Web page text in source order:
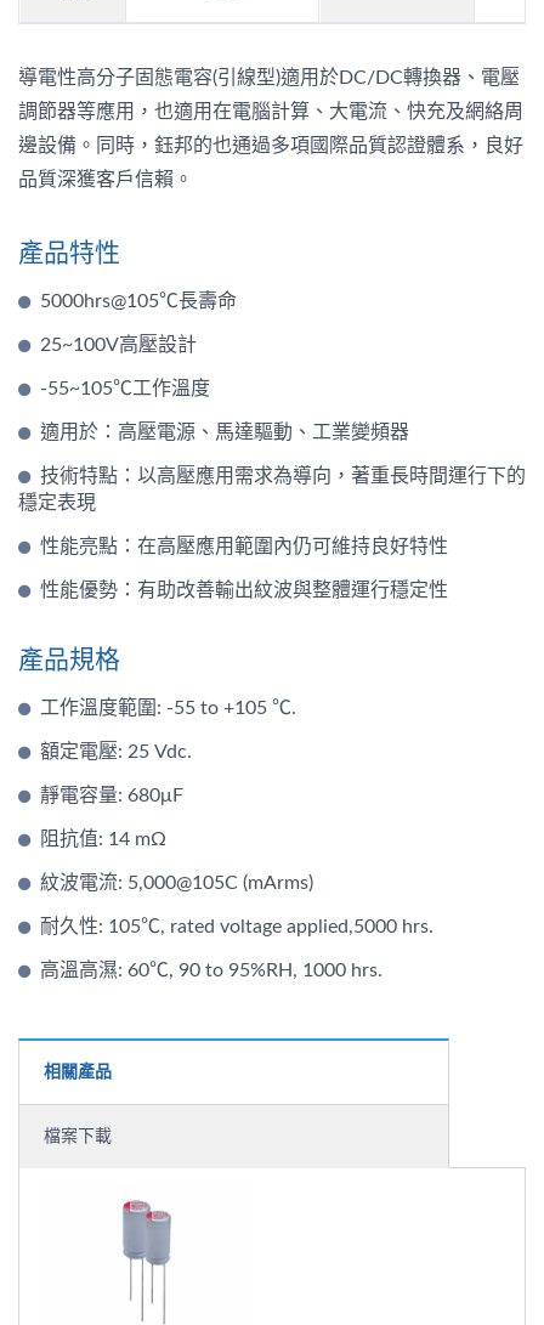
導電性高分子固態電容(引線型)適用於DC/DC轉換器、電壓
調節器等應用，也適用在電腦計算、大電流、快充及網絡周
邊設備。同時，鈺邦的也通過多項國際品質認證體系，良好
品質深獲客戶信賴。
產品特性
5000hrs@105℃長壽命
25~100V高壓設計
-55~105℃工作溫度
適用於：高壓電源、馬達驅動、工業變頻器
技術特點：以高壓應用需求為導向，著重長時間運行下的
穩定表現
性能亮點：在高壓應用範圍內仍可維持良好特性
性能優勢：有助改善輸出紋波與整體運行穩定性
產品規格
工作溫度範圍: -55 to +105 ℃.
額定電壓: 25 Vdc.
靜電容量: 680μF
阻抗值: 14 mΩ
紋波電流: 5,000@105C (mArms)
耐久性: 105℃, rated voltage applied,5000 hrs.
高溫高濕: 60℃, 90 to 95%RH, 1000 hrs.
相關產品
檔案下載